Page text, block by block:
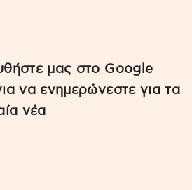
μας στο Google
να ενημερώνεστε για τα
νέα